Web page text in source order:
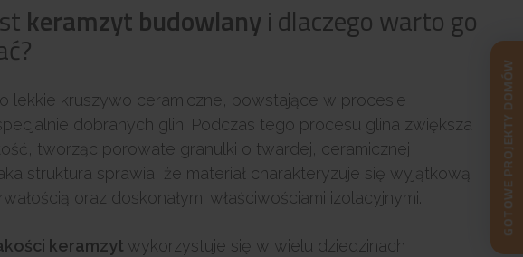
keramzyt budowlanyi dlaczego warto go
lekkie kruszywo ceramiczne, powstające w procesie
dobranych glin. Podczas tego procesu glina zwiększa
tworząc porowate granulki o twardej, ceramicznej
struktura sprawia, że materiał charakteryzuje się wyjątkową
oraz doskonałymi właściwościami izolacyjnymi.
keramzyt wykorzystuje się w wielu dziedzinach
GOTOWE PROJEKTY DOMÓW